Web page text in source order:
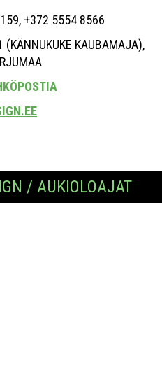
+372 5554 8566
(KÄNNUKUKE KAUBAMAJA),
/ AUKIOLOAJAT